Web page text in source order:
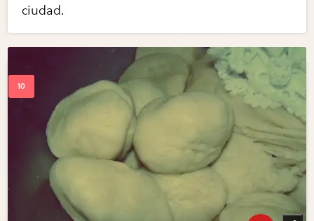
ciudad.